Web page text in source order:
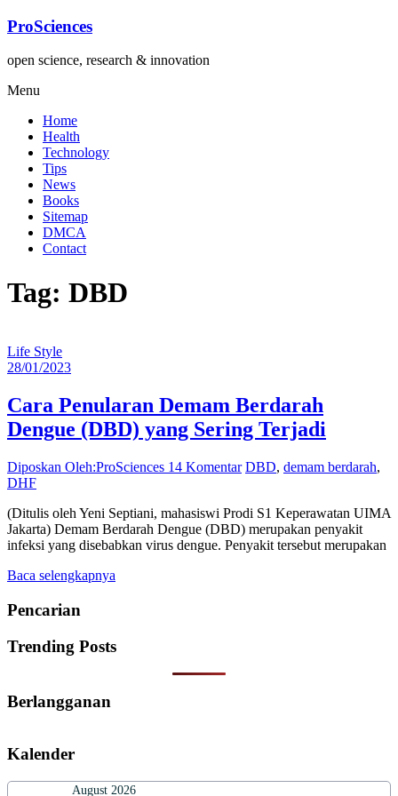
Lompat
konten
ProSciences
open science, research & innovation
Menu
Home
Health
Technology
Tips
News
Books
Sitemap
DMCA
Contact
Tag: DBD
Life Style
28/01/2023
Cara Penularan Demam Berdarah
Dengue (DBD) yang Sering Terjadi
Diposkan Oleh:ProSciences 14 Komentar DBD, demam berdarah,
DHF
(Ditulis oleh Yeni Septiani, mahasiswi Prodi S1 Keperawatan UIMA
Jakarta) Demam Berdarah Dengue (DBD) merupakan penyakit
infeksi yang disebabkan virus dengue. Penyakit tersebut merupakan
Baca selengkapnya
Pencarian
Trending Posts
Berlangganan
Kalender
August 2026